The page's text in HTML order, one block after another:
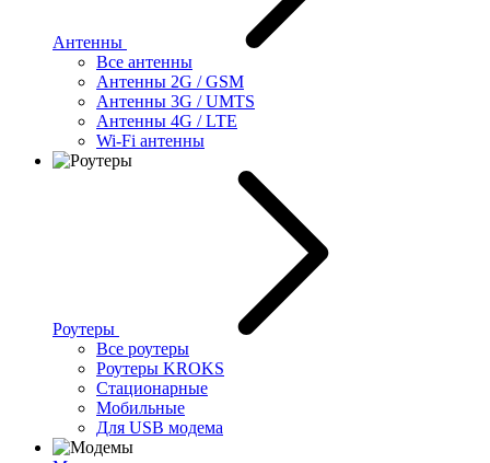
Антенны
Все антенны
Антенны 2G / GSM
Антенны 3G / UMTS
Антенны 4G / LTE
Wi-Fi антенны
Роутеры
Все роутеры
Роутеры KROKS
Стационарные
Мобильные
Для USB модема